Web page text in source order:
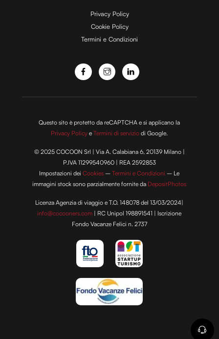
e
o
Privacy Policy
Cookie Policy
Termini e Condizioni
Questo sito è protetto da reCAPTCHA e si applicano la
Privacy Policy eTermini di servizio di Google.
© 2025 COCOON Srl | Via A. Calabiana 6, 20139 Milano |
P.IVA 11299540960 | REA 2592853
Impostazioni deiCookies –Termini e Condizioni – Le
immagini stock sono parzialmente fornite da DepositPhotos
Licenza Agenzia di viaggio e T.O. 148078 del 13/03/2024|
info@cocooners.com | RC Unipol 198891541 | Iscrizione
Fondo Vacanze Felici n. 2737